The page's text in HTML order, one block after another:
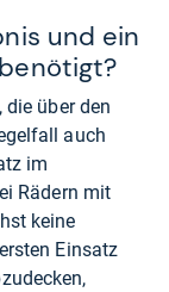
und ein
die über den
auch
im
Rädern mit
keine
Einsatz